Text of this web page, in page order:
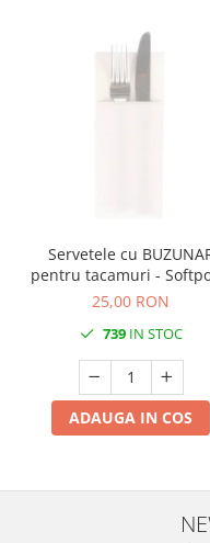
Servetele cu
pentru tacamuri -
(Alb) / 33 x 40 cm / 50
25,00 RON
739IN STOC
ADAUGA IN COS